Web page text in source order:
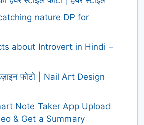
nature DP for
about Introvert in Hindi –
फोटो | Nail Art Design
Note Taker App Upload
& Get a Summary